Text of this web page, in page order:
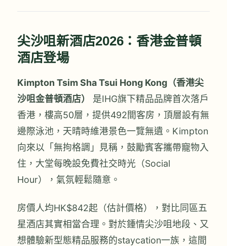
尖沙咀新酒店2026：香港金普頓
酒店登場
Kimpton Tsim Sha Tsui Hong Kong（香港尖
沙咀金普頓酒店）
是IHG旗下精品品牌首次落戶
香港，樓高50層，提供492間客房，頂層設有無
邊際泳池，天晴時維港景色一覽無遺。Kimpton
向來以「無拘格調」見稱，鼓勵賓客攜帶寵物入
住，大堂每晚設免費社交時光（Social
Hour），氣氛輕鬆隨意。
房價人均HK$842起（估計價格），對比同區五
星酒店其實相當合理。對於鍾情尖沙咀地段、又
想體驗新型態精品服務的staycation一族，這間